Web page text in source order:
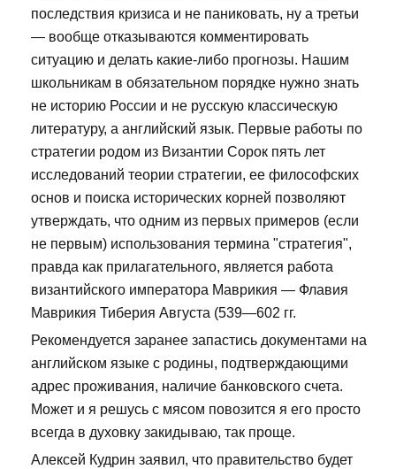
последствия кризиса и не паниковать, ну а третьи
— вообще отказываются комментировать
ситуацию и делать какие-либо прогнозы. Нашим
школьникам в обязательном порядке нужно знать
не историю России и не русскую классическую
литературу, а английский язык. Первые работы по
стратегии родом из Византии Сорок пять лет
исследований теории стратегии, ее философских
основ и поиска исторических корней позволяют
утверждать, что одним из первых примеров (если
не первым) использования термина "стратегия",
правда как прилагательного, является работа
византийского императора Маврикия — Флавия
Маврикия Тиберия Августа (539—602 гг.
Рекомендуется заранее запастись документами на
английском языке с родины, подтверждающими
адрес проживания, наличие банковского счета.
Может и я решусь с мясом повозится я его просто
всегда в духовку закидываю, так проще.
Алексей Кудрин заявил, что правительство будет